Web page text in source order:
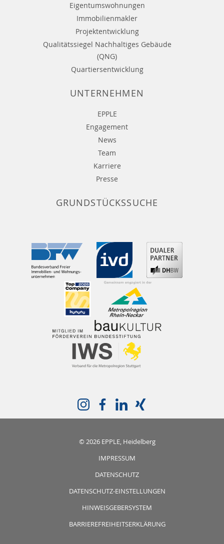
Eigentumswohnungen
Immobilienmakler
Projektentwicklung
Qualitätssiegel Nachhaltiges Gebäude
(QNG)
Quartiersentwicklung
UNTERNEHMEN
EPPLE
Engagement
News
Team
Karriere
Presse
GRUNDSTÜCKSSUCHE
© 2026 EPPLE, Heidelberg
IMPRESSUM
DATENSCHUTZ
DATENSCHUTZ-EINSTELLUNGEN
HINWEISGEBERSYSTEM
BARRIEREFREIHEITSERKLÄRUNG